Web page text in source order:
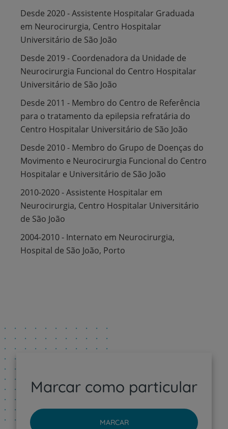
Desde 2020 - Assistente Hospitalar Graduada
em Neurocirurgia, Centro Hospitalar
Universitário de São João
Desde 2019 - Coordenadora da Unidade de
Neurocirurgia Funcional do Centro Hospitalar
Universitário de São João
Desde 2011 - Membro do Centro de Referência
para o tratamento da epilepsia refratária do
Centro Hospitalar Universitário de São João
Desde 2010 - Membro do Grupo de Doenças do
Movimento e Neurocirurgia Funcional do Centro
Hospitalar e Universitário de São João
2010-2020 - Assistente Hospitalar em
Neurocirurgia, Centro Hospitalar Universitário
de São João
2004-2010 - Internato em Neurocirurgia,
Hospital de São João, Porto
Marcar como particular
MARCAR